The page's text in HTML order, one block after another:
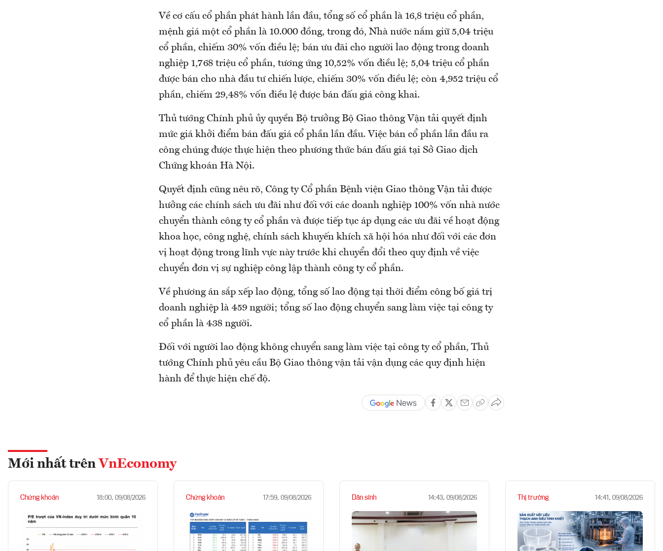
Về cơ cấu cổ phần phát hành lần đầu, tổng số cổ phần là 16,8 triệu cổ phần,
mệnh giá một cổ phần là 10.000 đồng, trong đó, Nhà nước nắm giữ 5,04 triệu
cổ phần, chiếm 30% vốn điều lệ; bán ưu đãi cho người lao động trong doanh
nghiệp 1,768 triệu cổ phần, tương ứng 10,52% vốn điều lệ; 5,04 triệu cổ phần
được bán cho nhà đầu tư chiến lược, chiếm 30% vốn điều lệ; còn 4,952 triệu cổ
phần, chiếm 29,48% vốn điều lệ được bán đấu giá công khai.
Thủ tướng Chính phủ ủy quyền Bộ trưởng Bộ Giao thông Vận tải quyết định
mức giá khởi điểm bán đấu giá cổ phần lần đầu. Việc bán cổ phần lần đầu ra
công chúng được thực hiện theo phương thức bán đấu giá tại Sở Giao dịch
Chứng khoán Hà Nội.
Quyết định cũng nêu rõ, Công ty Cổ phần Bệnh viện Giao thông Vận tải được
hưởng các chính sách ưu đãi như đối với các doanh nghiệp 100% vốn nhà nước
chuyển thành công ty cổ phần và được tiếp tục áp dụng các ưu đãi về hoạt động
khoa học, công nghệ, chính sách khuyến khích xã hội hóa như đối với các đơn
vị hoạt động trong lĩnh vực này trước khi chuyển đổi theo quy định về việc
chuyển đơn vị sự nghiệp công lập thành công ty cổ phần.
Về phương án sắp xếp lao động, tổng số lao động tại thời điểm công bố giá trị
doanh nghiệp là 459 người; tổng số lao động chuyển sang làm việc tại công ty
cổ phần là 438 người.
Đối với người lao động không chuyển sang làm việc tại công ty cổ phần, Thủ
tướng Chính phủ yêu cầu Bộ Giao thông vận tải vận dụng các quy định hiện
hành để thực hiện chế độ.
Mới nhất trên VnEconomy
Chứng khoán 18:00, 09/08/2026 Chứng khoán 17:59, 09/08/2026 Dân sinh 14:43, 09/08/2026 Thị trường 14:41, 09/08/2026